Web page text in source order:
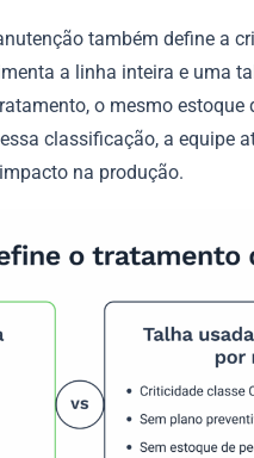
também define a
a linha inteira e uma
o mesmo estoque
classificação, a equipe
na produção.